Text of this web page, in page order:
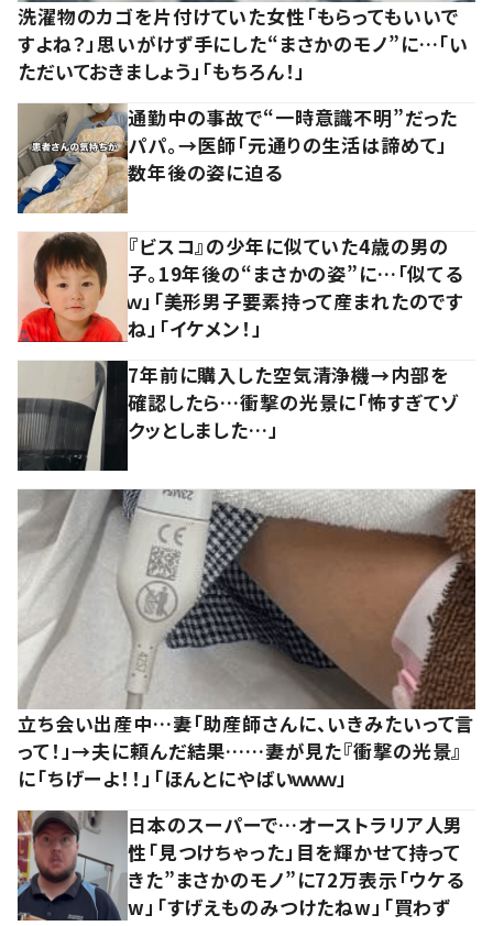
洗濯物のカゴを片付けていた女性「もらってもいいで
すよね？」思いがけず手にした“まさかのモノ”に…「い
ただいておきましょう」「もちろん！」
通勤中の事故で“一時意識不明”だった
パパ。→医師「元通りの生活は諦めて」
数年後の姿に迫る
『ビスコ』の少年に似ていた4歳の男の
子。19年後の“まさかの姿”に…「似てる
ｗ」「美形男子要素持って産まれたのです
ね」「イケメン！」
7年前に購入した空気清浄機→内部を
確認したら…衝撃の光景に「怖すぎてゾ
クッとしました…」
立ち会い出産中…妻「助産師さんに、いきみたいって言
って！」→夫に頼んだ結果……妻が見た『衝撃の光景』
に「ちげーよ！！」「ほんとにやばいｗｗｗ」
日本のスーパーで…オーストラリア人男
性「見つけちゃった」目を輝かせて持って
きた”まさかのモノ”に72万表示「ウケる
w」「すげえものみつけたねw」「買わず